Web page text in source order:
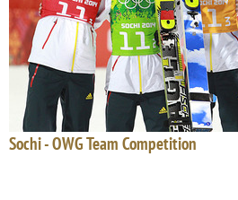
Sochi - OWG Team Competition